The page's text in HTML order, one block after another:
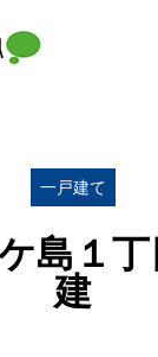
一戸建て
島１
建